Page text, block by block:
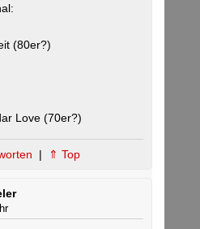
(80er?)
Love (70er?)
| ⇑ Top